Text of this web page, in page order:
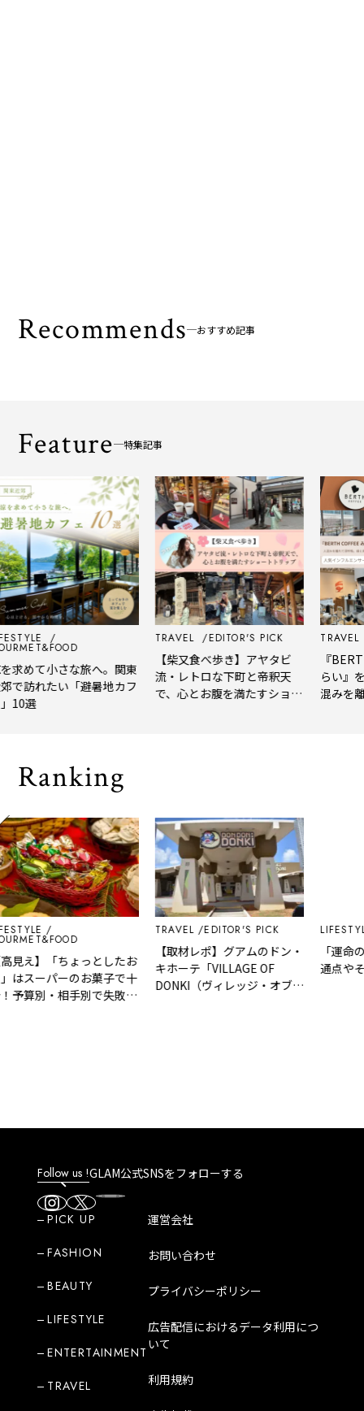
Recommends おすすめ記事
Feature 特集記事
て小さな旅へ。関東
れたい「避暑地カフ
TRAVEL EDITOR'S PICK
【柴又食べ歩き】アヤタビ
流・レトロな下町と帝釈天
で、心とお腹を満たすショー
TRAVEL
『BERTH
らい』を体
混みを離れ
Ranking
】「ちょっとしたお
ーパーのお菓子で十
別・相手別で失敗し
TRAVEL EDITOR'S PICK
【取材レポ】グアムのドン・
キホーテ「VILLAGE OF
DONKI（ヴィレッジ・オブ・
LIFESTYLE
「運命の人
通点やその
Follow us !GLAM公式SNSをフォローする
PICK UP
FASHION
BEAUTY
LIFESTYLE
ENTERTAINMENT
TRAVEL
運営会社
お問い合わせ
プライバシーポリシー
広告配信におけるデータ利用につ
いて
利用規約